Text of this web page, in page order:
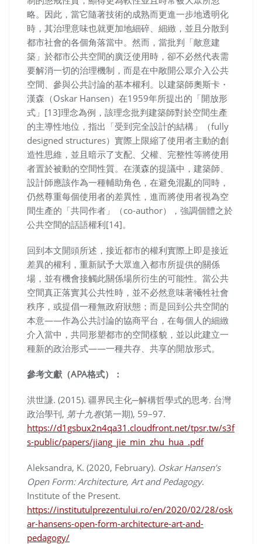
略。因此，當它隨著技術的成熟而更進一步地透明化
時，其治理意味也就更加地細碎、細緻，並且分散到
都市社會的各個角落當中。然而，當批判「敵意建
築」於都市公共空間的廣泛使用時，卻不必然代表需
要解消一切的治理機制，而是在中敞開公眾介入公共
空間、參與公共討論的基本權利。以建築師奧斯卡・
漢森（Oskar Hansen）在1959年所提出的「開放形
式」[13]理念為例，該理念批判建築師對於空間生產
的主導性地位，指出「受到完全設計的結構」（fully
designed structures）實際上限縮了使用者主動的創
造性思維，並且暗示了支配、父權、完整性等將使用
者置於被動的空間性質。在漢森的提議中，建築師、
設計師應該作為一種輔助角色，在避免混亂的同時，
仍然尊重每個使用者的差異性，進而將使用者視為空
間生產的「共同作者」（co-author），強調個體之於
公共空間的話語權利[14]。
回到本文開頭所述，接近都市的權利實際上即是接近
差異的權利，重新賦予大眾進入都市所提供的關係
場，並有機會接觸此關係場所衍生的可能性。當公共
空間真正落實其公共性時，並不必然意味著犧牲社會
秩序，或提倡一種無政府狀態；而是回到公共空間的
本意——作為公共討論的協商平台，在每個人的細緻
介入當中，共同形塑都市的空間樣貌，並以此建立一
種新的政治形式——一種共存、共享的開放形式。
參考文獻（APA格式）：
洪世謙. (2015). 疆界民主化─解構哲學式的思考. 台灣
政治學刊, 第十九卷(第一期), 59–97.
https://d1gsbux2n4qa31.cloudfront.net/tpsr.tw/s3f
s-public/papers/jiang_jie_min_zhu_hua_.pdf
Aleksandra, K. (2020, February). Oskar Hansen’s
Open Form: Architecture, Art and Pedagogy.
Institute of the Present.
https://institutulprezentului.ro/en/2020/02/28/osk
ar-hansens-open-form-architecture-art-and-
pedagogy/